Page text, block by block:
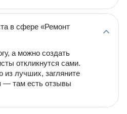
в сфере «Ремонт
а можно создать
откликнутся сами.
лучших, загляните
— там есть отзывы